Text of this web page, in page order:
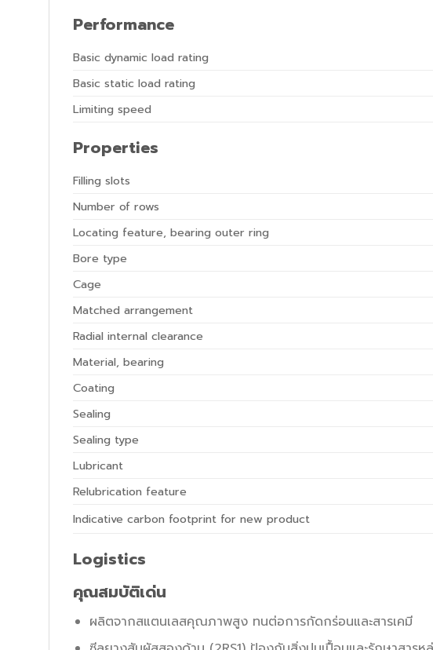
Performance
Basic dynamic load rating
Basic static load rating
Limiting speed
Properties
Filling slots
Number of rows
Locating feature, bearing outer ring
Bore type
Cage
Matched arrangement
Radial internal clearance
Material, bearing
Coating
Sealing
Sealing type
Lubricant
Relubrication feature
Indicative carbon footprint for new product
Logistics
คุณสมบัติเด่น
ผลิตจากสแตนเลสคุณภาพสูง ทนต่อการกัดกร่อนและสารเคมี